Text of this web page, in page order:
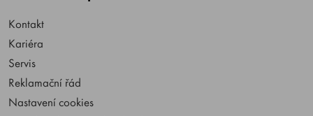
Kontakt
Kariéra
Servis
Reklamační řád
Nastavení cookies